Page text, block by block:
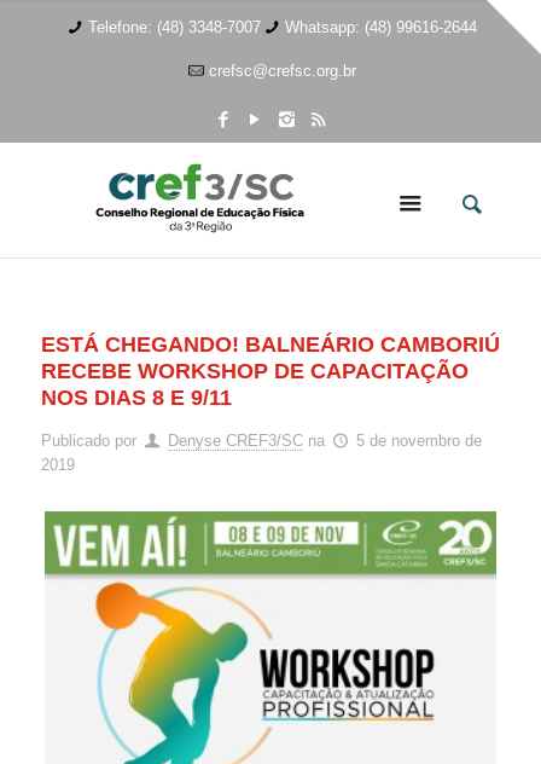
Telefone: (48) 3348-7007 Whatsapp: (48) 99616-2644
crefsc@crefsc.org.br
ESTÁ CHEGANDO! BALNEÁRIO CAMBORIÚ
RECEBE WORKSHOP DE CAPACITAÇÃO
NOS DIAS 8 E 9/11
Publicado por Denyse CREF3/SC na
5 de novembro de
2019